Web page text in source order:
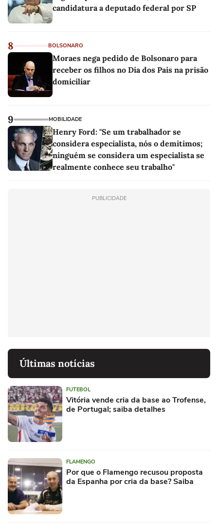
candidatura a deputado federal por SP
8 BOLSONARO
Moraes nega pedido de Bolsonaro para
receber os filhos no Dia dos Pais na prisão
domiciliar
9 MOBILIDADE
Henry Ford: "Se um trabalhador se
considera especialista, nós o demitimos;
ninguém se considera um especialista se
realmente conhece seu trabalho"
PUBLICIDADE
Últimas notícias
FUTEBOL
Vitória vende cria da base ao Trofense,
de Portugal; saiba detalhes
FLAMENGO
Por que o Flamengo recusou proposta
da Espanha por cria da base? Saiba